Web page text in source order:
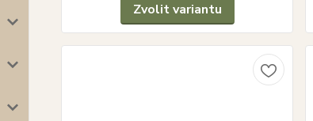
Zvolit variantu